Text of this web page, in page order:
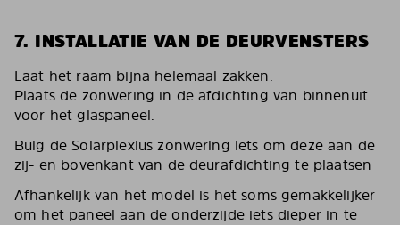
7. INSTALLATIE VAN DE DEURVENSTERS
Laat het raam bijna helemaal zakken.
Plaats de zonwering in de afdichting van binnenuit
voor het glaspaneel.
Buig de Solarplexius zonwering iets om deze aan de
zij- en bovenkant van de deurafdichting te plaatsen
Afhankelijk van het model is het soms gemakkelijker
om het paneel aan de onderzijde iets dieper in te